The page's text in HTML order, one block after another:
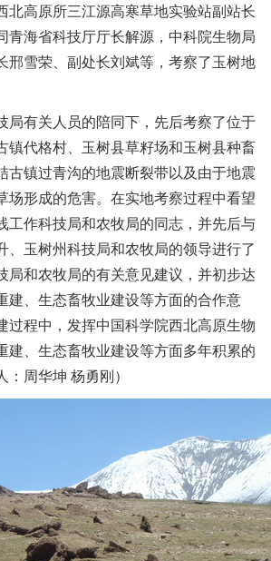
北高原所三江源高寒草地实验站副站长
青海省科技厅厅长解源，中科院生物局
邢雪荣、副处长刘斌等，考察了玉树地
局有关人员的陪同下，先后考察了位于
镇代格村、玉树县草籽场和玉树县种畜
古镇过青沟的地震断裂带以及由于地震
场形成的危害。在实地考察过程中看望
工作科技局和农牧局的同志，并先后与
、玉树州科技局和农牧局的领导进行了
局和农牧局的有关意见建议，并初步达
建、生态畜牧业建设等方面的合作意
过程中，发挥中国科学院西北高原生物
建、生态畜牧业建设等方面多年积累的
周华坤 杨勇刚）